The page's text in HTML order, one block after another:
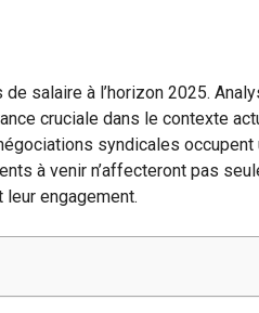
salaire à l’horizon 2025.
cruciale dans le contexte
syndicales occupent
à venir n’affecteront pas
engagement.